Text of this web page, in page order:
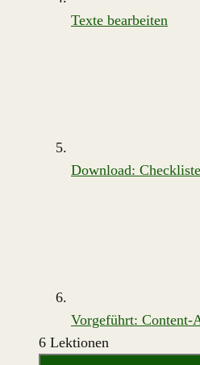
Texte bearbeiten
Download:
Vorgeführt: Content-
6 Lektionen